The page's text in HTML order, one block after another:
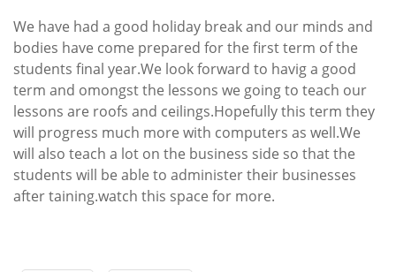
Mitgliedschaft
Spenden
Rechenschaftsberichte
Kontakt I Infos zum Download
EKUTHULENI ZIMBABWE
Ausbildung in Ekuthuleni
We have had a good holiday break and our minds and
bodies have come prepared for the first term of the
students final year.We look forward to havig a good
term and omongst the lessons we going to teach our
lessons are roofs and ceilings.Hopefully this term they
will progress much more with computers as well.We
will also teach a lot on the business side so that the
students will be able to administer their businesses
after taining.watch this space for more.